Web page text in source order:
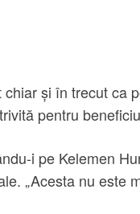
și în trecut ca
pentru
i pe Kelemen
„Acesta nu este